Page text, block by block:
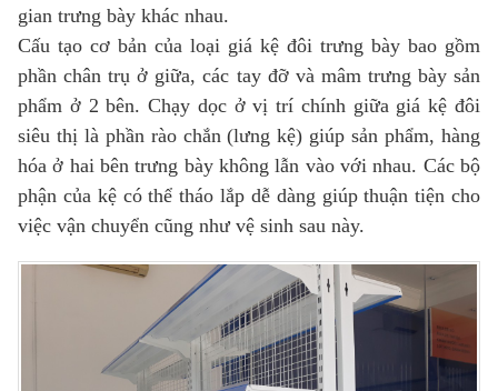
gian trưng bày khác nhau.
Cấu tạo cơ bản của loại giá kệ đôi trưng bày bao gồm
phần chân trụ ở giữa, các tay đỡ và mâm trưng bày sản
phẩm ở 2 bên. Chạy dọc ở vị trí chính giữa giá kệ đôi
siêu thị là phần rào chắn (lưng kệ) giúp sản phẩm, hàng
hóa ở hai bên trưng bày không lẫn vào với nhau. Các bộ
phận của kệ có thể tháo lắp dễ dàng giúp thuận tiện cho
việc vận chuyển cũng như vệ sinh sau này.